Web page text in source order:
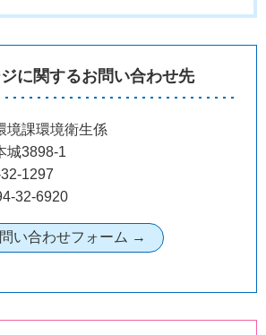
に関するお問い合わせ先
境課環境衛生係
城3898-1
1297
32-6920